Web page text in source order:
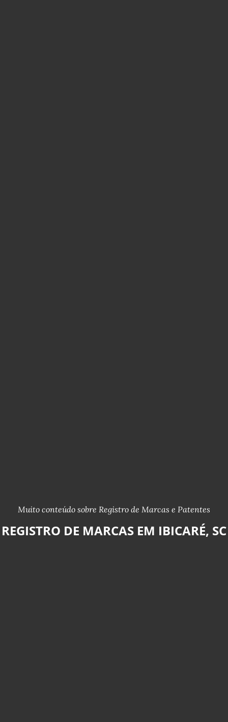
Muito conteúdo sobre Registro de Marcas e Patentes
REGISTRO DE MARCAS EM IBICARÉ, SC